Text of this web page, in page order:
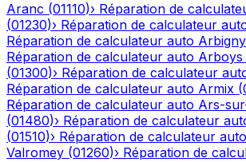
Aranc (01110)› Réparation de
(01230)› Réparation de calculateur
Réparation de calculateur auto Arbigny
Réparation de calculateur auto Arboys
(01300)› Réparation de calculateur
Réparation de calculateur auto Armix (
Réparation de calculateur auto Ars-
(01480)› Réparation de calculateur
(01510)› Réparation de calculateur auto
Valromey (01260)› Réparation de